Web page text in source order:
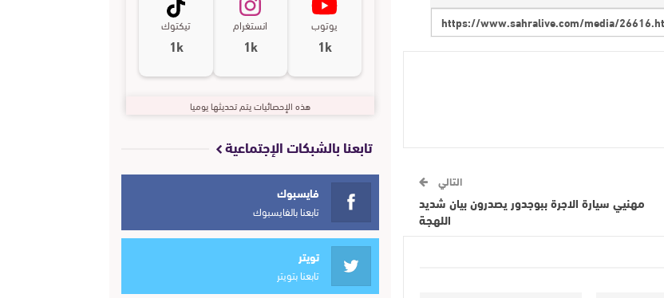
التالي
مهنيي سيارة الاجرة ببوجدور يصدرون بيان شديد
اللهجة
يوتوب
1k
انستغرام
1k
تيكتوك
1k
هذه الإحصائيات يتم تحديثها يوميا
تابعنا بالشبكات الإجتماعية
فايسبوك
تابعنا بالفايسبوك
تويتر
تابعنا بتويتر